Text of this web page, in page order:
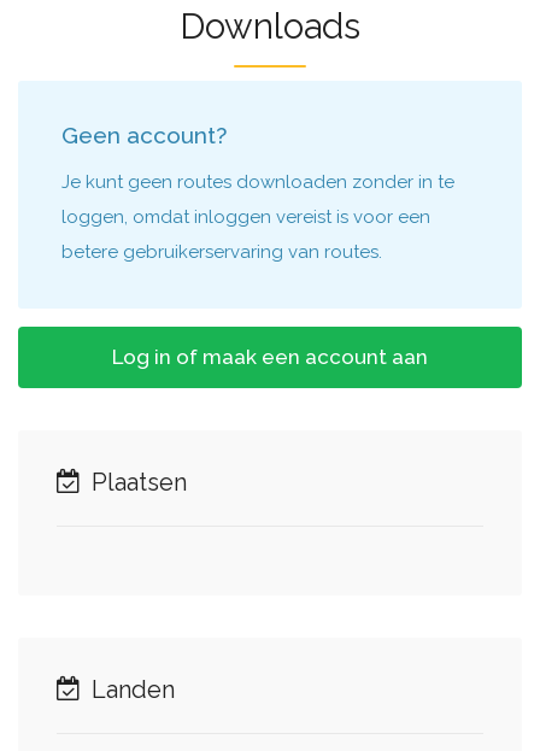
Downloads
Geen account?
Je kunt geen routes downloaden zonder in te
loggen, omdat inloggen vereist is voor een
betere gebruikerservaring van routes.
Log in of maak een account aan
Plaatsen
Landen